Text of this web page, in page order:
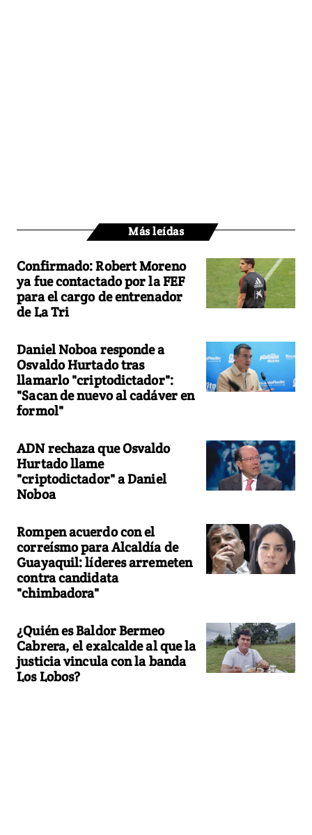
Más leídas
Confirmado: Robert Moreno
ya fue contactado por la FEF
para el cargo de entrenador
de La Tri
Daniel Noboa responde a
Osvaldo Hurtado tras
llamarlo "criptodictador":
"Sacan de nuevo al cadáver en
formol"
ADN rechaza que Osvaldo
Hurtado llame
"criptodictador" a Daniel
Noboa
Rompen acuerdo con el
correísmo para Alcaldía de
Guayaquil: líderes arremeten
contra candidata
"chimbadora"
¿Quién es Baldor Bermeo
Cabrera, el exalcalde al que la
justicia vincula con la banda
Los Lobos?